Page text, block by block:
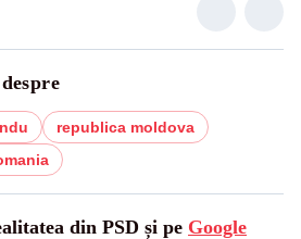
republica moldova
din PSD și pe Google